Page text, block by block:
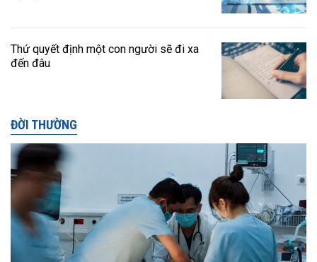
Thứ quyết định một con người sẽ đi xa
đến đâu
ĐỜI THƯỜNG